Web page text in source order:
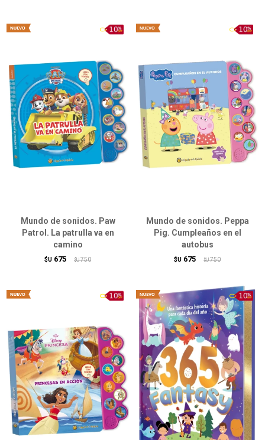
Mundo de sonidos. Paw
Patrol. La patrulla va en
camino
$U 675 $U 750
Mundo de sonidos. Peppa
Pig. Cumpleaños en el
autobus
$U 675 $U 750